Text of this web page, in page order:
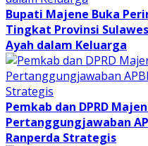
Bupati Majene Buka
Tingkat Provinsi
Ayah dalam Keluarga
Pemkab dan DPRD
Pertanggungjawaban
Ranperda Strategis